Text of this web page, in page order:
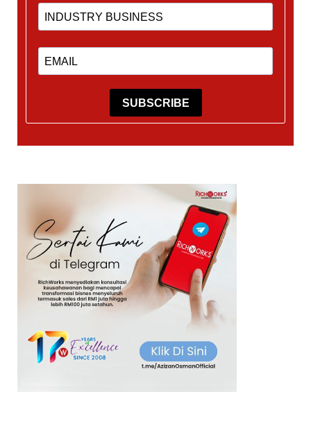
SUBSCRIBE